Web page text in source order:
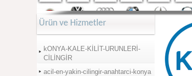
Ürün ve Hizmetler
kONYA-KALE-KİLİT-URUNLERİ-
CİLİNGİR
acil-en-yakin-cilingir-anahtarci-konya